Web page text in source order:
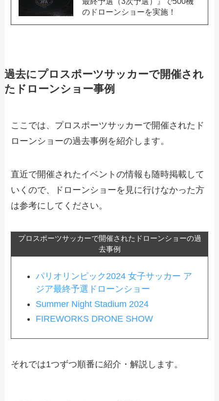
のドローンショーを実施！
過去にプロスポーツサッカーで開催され
たドローンショー事例
ここでは、プロスポーツサッカーで開催されたド
ローンショーの過去事例を紹介します。
直近で開催されたイベントの情報も随時掲載して
いくので、ドローンショーを見に行けなかった方
は参考にしてください。
プロスポーツサッカーで開催されたドローンショーの過
去事例
パリオリンピック2024 女子サッカー ア
ジア最終予選ドローンショー
Summer Night Stadium 2024
FIREWORKS DRONE SHOW
それでは1つずつ順番に紹介・解説します。